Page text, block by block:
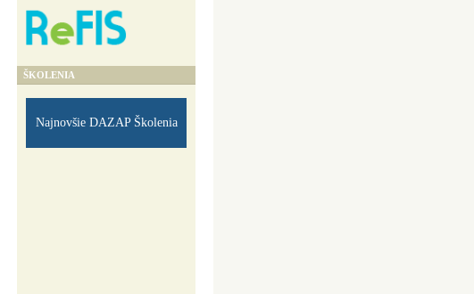
ŠKOLENIA
Najnovšie DAZAP Školenia